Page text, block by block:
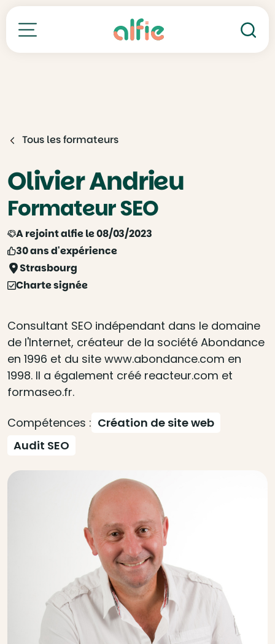
Toutes nos formations
Tous les formateurs
Olivier Andrieu
Formateur SEO
A rejoint alfie le 08/03/2023
30 ans d'expérience
Strasbourg
Charte signée
Consultant SEO indépendant dans le domaine
de l'Internet, créateur de la société Abondance
en 1996 et du site www.abondance.com en
1998. Il a également créé reacteur.com et
formaseo.fr.
Compétences : Création de site web
Audit SEO